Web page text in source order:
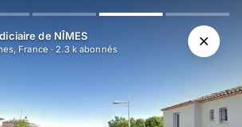
de NÎMES
France · 2.3 kabonnés